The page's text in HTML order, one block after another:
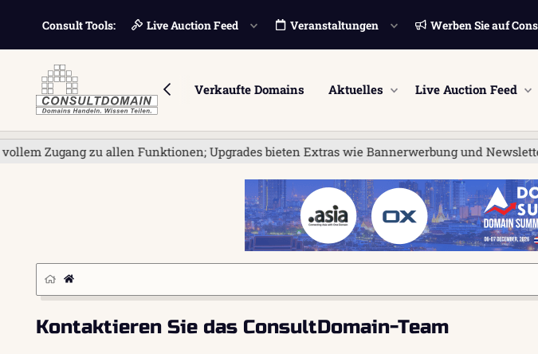
Consult Tools: Live Auction Feed Veranstaltungen Werben Sie auf
Foren Verkaufte Domains Aktuelles Live Auction Feed
zu allen Funktionen; Upgrades bieten Extras wie Bannerwerbung und Newsletter-
Kontaktieren Sie das ConsultDomain-Team